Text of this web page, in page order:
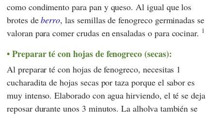
como condimento para pan y queso. Al igual que los
brotes deberro, las semillas de fenogreco germinadas se
valoran para comer crudas en ensaladas o para cocinar. 1
Preparar té con hojas de fenogreco (secas):
Al preparar té con hojas de fenogreco, necesitas 1
cucharadita de hojas secas por taza porque el sabor es
muy intenso. Elaborado con agua hirviendo, el té se deja
reposar durante unos 3 minutos. La alholva también se